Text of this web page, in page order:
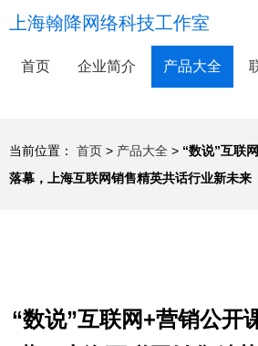
上海翰降网络科技工作室
首页 企业简介 产品大全
当前位置： 首页 > 产品大全 > “数说”互联
落幕，上海互联网销售精英共话行业新未来
“数说”互联网+营销公开